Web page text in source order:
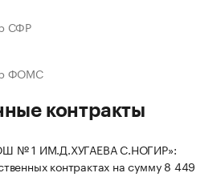
СФР
ФОМС
контракты
№ 1 ИМ.Д.ХУГАЕВА С.НОГИР»:
контрактах на сумму 8 449